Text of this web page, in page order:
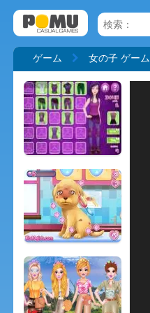
ゲーム 女の子 ゲーム